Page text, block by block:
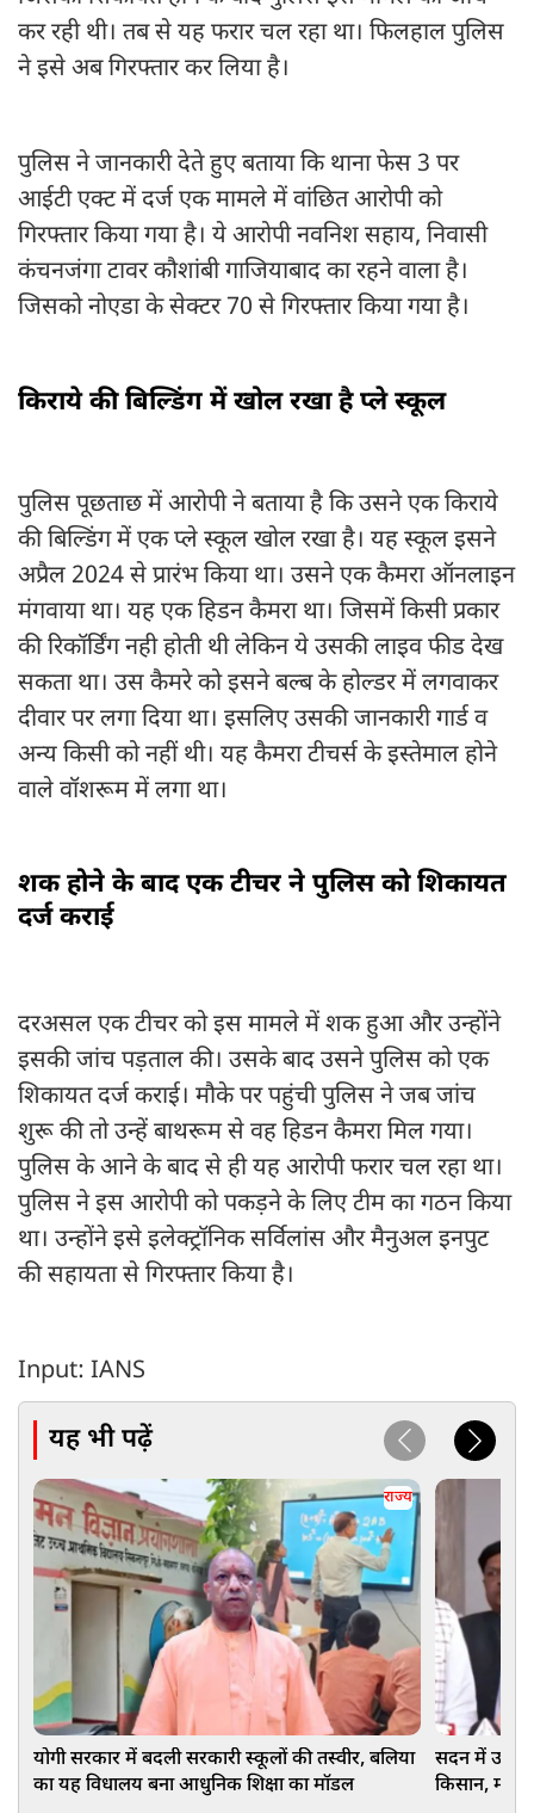
कर रही थी। तब से यह फरार चल रहा था। फिलहाल पुलिस
ने इसे अब गिरफ्तार कर लिया है।
पुलिस ने जानकारी देते हुए बताया कि थाना फेस 3 पर
आईटी एक्ट में दर्ज एक मामले में वांछित आरोपी को
गिरफ्तार किया गया है। ये आरोपी नवनिश सहाय, निवासी
कंचनजंगा टावर कौशांबी गाजियाबाद का रहने वाला है।
जिसको नोएडा के सेक्टर 70 से गिरफ्तार किया गया है।
किराये की बिल्डिंग में खोल रखा है प्ले स्कूल
पुलिस पूछताछ में आरोपी ने बताया है कि उसने एक किराये
की बिल्डिंग में एक प्ले स्कूल खोल रखा है। यह स्कूल इसने
अप्रैल 2024 से प्रारंभ किया था। उसने एक कैमरा ऑनलाइन
मंगवाया था। यह एक हिडन कैमरा था। जिसमें किसी प्रकार
की रिकॉर्डिंग नही होती थी लेकिन ये उसकी लाइव फीड देख
सकता था। उस कैमरे को इसने बल्ब के होल्डर में लगवाकर
दीवार पर लगा दिया था। इसलिए उसकी जानकारी गार्ड व
अन्य किसी को नहीं थी। यह कैमरा टीचर्स के इस्तेमाल होने
वाले वॉशरूम में लगा था।
शक होने के बाद एक टीचर ने पुलिस को शिकायत
दर्ज कराई
दरअसल एक टीचर को इस मामले में शक हुआ और उन्होंने
इसकी जांच पड़ताल की। उसके बाद उसने पुलिस को एक
शिकायत दर्ज कराई। मौके पर पहुंची पुलिस ने जब जांच
शुरू की तो उन्हें बाथरूम से वह हिडन कैमरा मिल गया।
पुलिस के आने के बाद से ही यह आरोपी फरार चल रहा था।
पुलिस ने इस आरोपी को पकड़ने के लिए टीम का गठन किया
था। उन्होंने इसे इलेक्ट्रॉनिक सर्विलांस और मैनुअल इनपुट
की सहायता से गिरफ्तार किया है।
Input: IANS
यह भी पढ़ें
राज्य
योगी सरकार में बदली सरकारी स्कूलों की तस्वीर, बलिया
का यह विधालय बना आधुनिक शिक्षा का मॉडल
सदन में
किसान,